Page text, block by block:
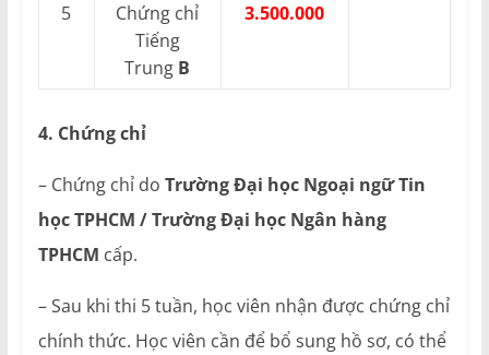
5
Chứng chỉ
Tiếng
Trung B
3.500.000
4. Chứng chỉ
– Chứng chỉ do Trường Đại học Ngoại ngữ Tin
học TPHCM / Trường Đại học Ngân hàng
TPHCM cấp.
– Sau khi thi 5 tuần, học viên nhận được chứng chỉ
chính thức. Học viên cần để bổ sung hồ sơ, có thể